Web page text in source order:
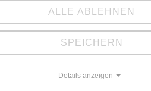
IT für das Gesundheitswesen
ALLE ABLEHNEN
SPEICHERN
Details anzeigen